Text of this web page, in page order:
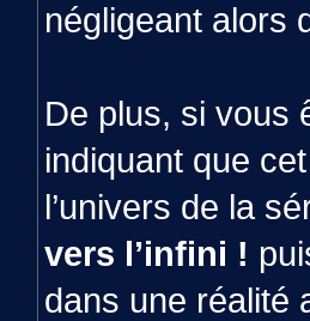
négligeant alors
De plus, si vous
indiquant que
l’univers de la
vers l’infini !
dans une réalité